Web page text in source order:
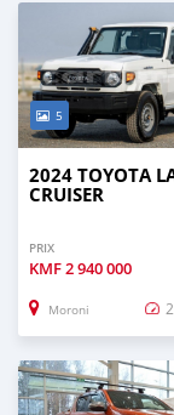
5
2024 TOYOTA
CRUISER
PRIX
KMF2 940 000
Moroni